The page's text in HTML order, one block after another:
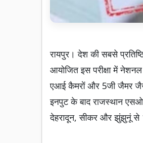
रायपुर। देश की सबसे
आयोजित इस परीक्षा में
एआई कैमरों और 5जी जैमर
इनपुट के बाद राजस्थान
देहरादून, सीकर और झुंझुनूं से